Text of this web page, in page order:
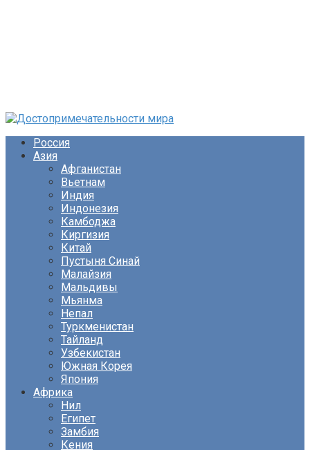
Перейти
контентуРоссия
Азия
Афганистан
Вьетнам
Индия
Индонезия
Камбоджа
Киргизия
Китай
Пустыня Синай
Малайзия
Мальдивы
Мьянма
Непал
Туркменистан
Тайланд
Узбекистан
Южная Корея
Япония
Африка
Нил
Египет
Замбия
Кения